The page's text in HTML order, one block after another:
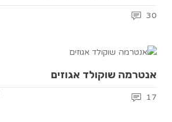
30
אנטרמה שוקולד אגוזים
17